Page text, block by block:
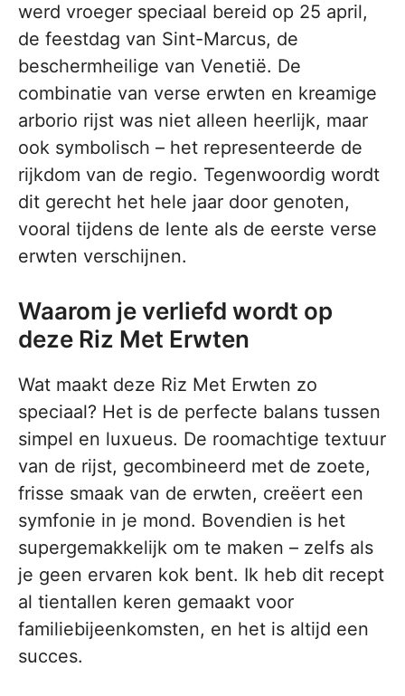
werd vroeger speciaal bereid op 25 april,
de feestdag van Sint-Marcus, de
beschermheilige van Venetië. De
combinatie van verse erwten en kreamige
arborio rijst was niet alleen heerlijk, maar
ook symbolisch – het representeerde de
rijkdom van de regio. Tegenwoordig wordt
dit gerecht het hele jaar door genoten,
vooral tijdens de lente als de eerste verse
erwten verschijnen.
Waarom je verliefd wordt op
deze Riz Met Erwten
Wat maakt deze Riz Met Erwten zo
speciaal? Het is de perfecte balans tussen
simpel en luxueus. De roomachtige textuur
van de rijst, gecombineerd met de zoete,
frisse smaak van de erwten, creëert een
symfonie in je mond. Bovendien is het
supergemakkelijk om te maken – zelfs als
je geen ervaren kok bent. Ik heb dit recept
al tientallen keren gemaakt voor
familiebijeenkomsten, en het is altijd een
succes.